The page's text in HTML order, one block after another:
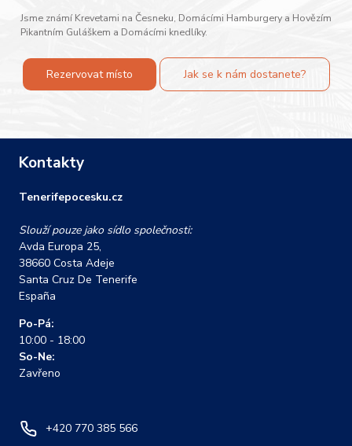
Jsme známí Krevetami na Česneku, Domácími Hamburgery a Hovězím
Pikantním Guláškem a Domácími knedlíky.
Rezervovat místo Jak se k nám dostanete?
Kontakty
Tenerifepocesku.cz
Slouží pouze jako sídlo společnosti:
Avda Europa 25,
38660 Costa Adeje
Santa Cruz De Tenerife
España
Po-Pá:
10:00 - 18:00
So-Ne:
Zavřeno
+420 770 385 566